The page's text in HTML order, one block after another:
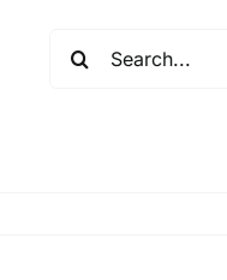
for: